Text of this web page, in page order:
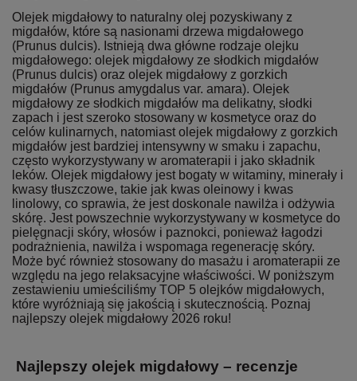
Olejek migdałowy to naturalny olej pozyskiwany z
migdałów, które są nasionami drzewa migdałowego
(Prunus dulcis). Istnieją dwa główne rodzaje olejku
migdałowego: olejek migdałowy ze słodkich migdałów
(Prunus dulcis) oraz olejek migdałowy z gorzkich
migdałów (Prunus amygdalus var. amara). Olejek
migdałowy ze słodkich migdałów ma delikatny, słodki
zapach i jest szeroko stosowany w kosmetyce oraz do
celów kulinarnych, natomiast olejek migdałowy z gorzkich
migdałów jest bardziej intensywny w smaku i zapachu,
często wykorzystywany w aromaterapii i jako składnik
leków. Olejek migdałowy jest bogaty w witaminy, minerały i
kwasy tłuszczowe, takie jak kwas oleinowy i kwas
linolowy, co sprawia, że jest doskonale nawilża i odżywia
skórę. Jest powszechnie wykorzystywany w kosmetyce do
pielęgnacji skóry, włosów i paznokci, ponieważ łagodzi
podrażnienia, nawilża i wspomaga regenerację skóry.
Może być również stosowany do masażu i aromaterapii ze
względu na jego relaksacyjne właściwości. W poniższym
zestawieniu umieściliśmy TOP 5 olejków migdałowych,
które wyróżniają się jakością i skutecznością. Poznaj
najlepszy olejek migdałowy 2026 roku!
Najlepszy olejek migdałowy – recenzje